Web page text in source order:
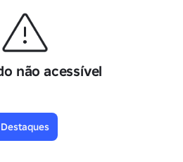
não acessível
Destaques